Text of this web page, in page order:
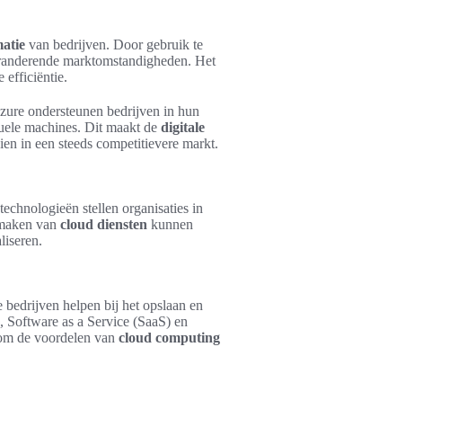
van bedrijven. Door gebruik te
marktomstandigheden. Het
efficiëntie.
ondersteunen bedrijven in hun
machines. Dit maakt de digitale
in een steeds competitievere markt.
stellen organisaties in
van cloud diensten kunnen
bedrijven helpen bij het opslaan en
as a Service (SaaS) en
de voordelen van cloud computing